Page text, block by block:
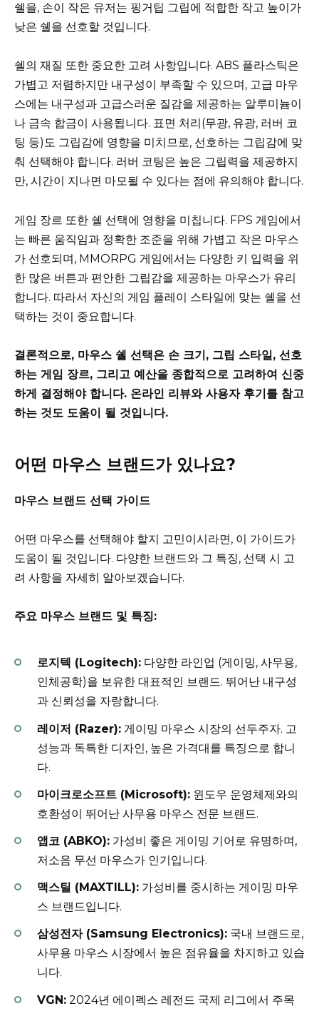
쉘을, 손이 작은 유저는 핑거팁 그립에 적합한 작고 높이가
낮은 쉘을 선호할 것입니다.
쉘의 재질 또한 중요한 고려 사항입니다. ABS 플라스틱은
가볍고 저렴하지만 내구성이 부족할 수 있으며, 고급 마우
스에는 내구성과 고급스러운 질감을 제공하는 알루미늄이
나 금속 합금이 사용됩니다. 표면 처리(무광, 유광, 러버 코
팅 등)도 그립감에 영향을 미치므로, 선호하는 그립감에 맞
춰 선택해야 합니다. 러버 코팅은 높은 그립력을 제공하지
만, 시간이 지나면 마모될 수 있다는 점에 유의해야 합니다.
게임 장르 또한 쉘 선택에 영향을 미칩니다. FPS 게임에서
는 빠른 움직임과 정확한 조준을 위해 가볍고 작은 마우스
가 선호되며, MMORPG 게임에서는 다양한 키 입력을 위
한 많은 버튼과 편안한 그립감을 제공하는 마우스가 유리
합니다. 따라서 자신의 게임 플레이 스타일에 맞는 쉘을 선
택하는 것이 중요합니다.
결론적으로, 마우스 쉘 선택은 손 크기, 그립 스타일, 선호
하는 게임 장르, 그리고 예산을 종합적으로 고려하여 신중
하게 결정해야 합니다. 온라인 리뷰와 사용자 후기를 참고
하는 것도 도움이 될 것입니다.
어떤 마우스 브랜드가 있나요?
마우스 브랜드 선택 가이드
어떤 마우스를 선택해야 할지 고민이시라면, 이 가이드가
도움이 될 것입니다. 다양한 브랜드와 그 특징, 선택 시 고
려 사항을 자세히 알아보겠습니다.
주요 마우스 브랜드 및 특징:
로지텍 (Logitech): 다양한 라인업 (게이밍, 사무용,
인체공학)을 보유한 대표적인 브랜드. 뛰어난 내구성
과 신뢰성을 자랑합니다.
레이저 (Razer): 게이밍 마우스 시장의 선두주자. 고
성능과 독특한 디자인, 높은 가격대를 특징으로 합니
다.
마이크로소프트 (Microsoft): 윈도우 운영체제와의
호환성이 뛰어난 사무용 마우스 전문 브랜드.
앱코 (ABKO): 가성비 좋은 게이밍 기어로 유명하며,
저소음 무선 마우스가 인기입니다.
맥스틸 (MAXTILL): 가성비를 중시하는 게이밍 마우
스 브랜드입니다.
삼성전자 (Samsung Electronics): 국내 브랜드로,
사무용 마우스 시장에서 높은 점유율을 차지하고 있습
니다.
VGN: 2024년 에이펙스 레전드 국제 리그에서 주목